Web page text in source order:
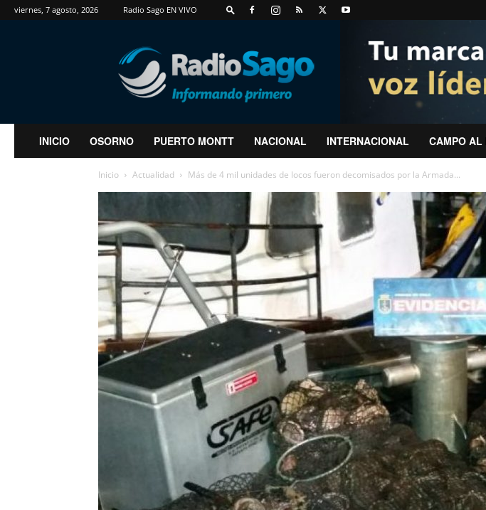
viernes, 7 agosto, 2026 Radio Sago EN VIVO
RadioSago
INICIO OSORNO PUERTO MONTT NACIONAL INTERNACIONAL CAMPO AL
Inicio Actualidad Más de 4 mil unidades de locos fueron decomisados por la Armada...